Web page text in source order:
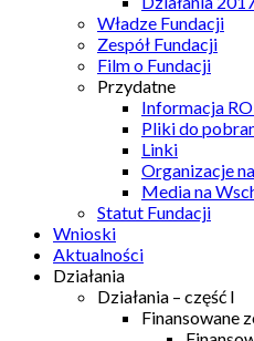
Władze Fundacji
Zespół Fundacji
Film o Fundacji
Przydatne
Informacja
Pliki do
Linki
Organizacje
Media na
Statut Fundacji
Wnioski
Aktualności
Działania
Działania – część I
Finansowane